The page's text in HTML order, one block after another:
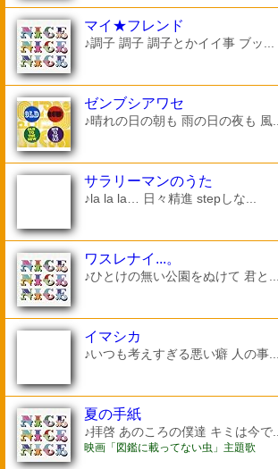
マイ★フレンド
♪調子 調子 調子とかイイ事 ブッ...
ゼンブシアワセ
♪晴れの日の朝も 雨の日の夜も 風...
サラリーマンのうた
♪la la la… 日々精進 stepしな...
ワスレナイ...。
♪ひとけの無い公園をぬけて 君と...
イマシカ
♪いつも考えすぎる悪い癖 人の事...
夏の手紙
♪拝啓 あのころの僕達 キミは今で...
映画「図鑑に載ってない虫」主題歌